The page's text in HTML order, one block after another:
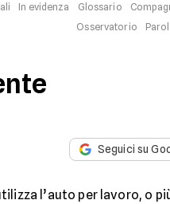
In evidenza Glossario
Osservatorio
Seguici su
l’auto per lavoro, o